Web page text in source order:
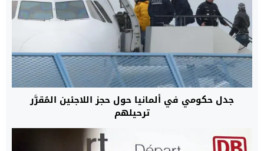
جدل حكومي في ألمانيا حول حجز اللاجئين المُقرَّر
ترحيلهم